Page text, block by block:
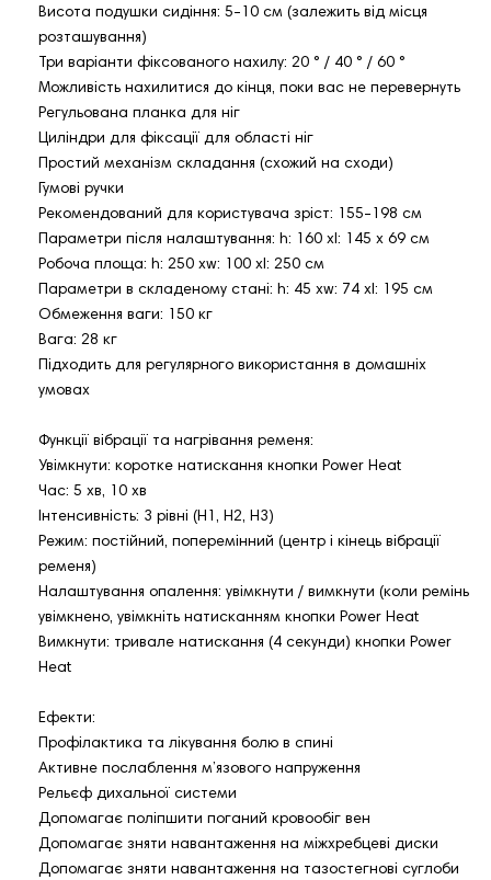
Висота подушки сидіння: 5-10 см (залежить від місця
розташування)
Три варіанти фіксованого нахилу: 20 ° / 40 ° / 60 °
Можливість нахилитися до кінця, поки вас не перевернуть
Регульована планка для ніг
Циліндри для фіксації для області ніг
Простий механізм складання (схожий на сходи)
Гумові ручки
Рекомендований для користувача зріст: 155-198 см
Параметри після налаштування: h: 160 xl: 145 x 69 см
Робоча площа: h: 250 xw: 100 xl: 250 см
Параметри в складеному стані: h: 45 xw: 74 xl: 195 см
Обмеження ваги: 150 кг
Вага: 28 кг
Підходить для регулярного використання в домашніх
умовах
Функції вібрації та нагрівання ременя:
Увімкнути: коротке натискання кнопки Power Heat
Час: 5 хв, 10 хв
Інтенсивність: 3 рівні (H1, H2, H3)
Режим: постійний, поперемінний (центр і кінець вібрації
ременя)
Налаштування опалення: увімкнути / вимкнути (коли ремінь
увімкнено, увімкніть натисканням кнопки Power Heat
Вимкнути: тривале натискання (4 секунди) кнопки Power
Heat
Ефекти:
Профілактика та лікування болю в спині
Активне послаблення м’язового напруження
Рельєф дихальної системи
Допомагає поліпшити поганий кровообіг вен
Допомагає зняти навантаження на міжхребцеві диски
Допомагає зняти навантаження на тазостегнові суглоби